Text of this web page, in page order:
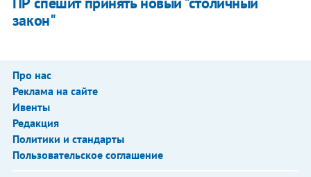
закон"
Про нас
Реклама на сайте
Ивенты
Редакция
Политики и стандарты
Пользовательское соглашение